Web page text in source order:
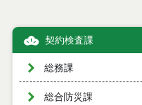
契約検査課
総務課
総合防災課